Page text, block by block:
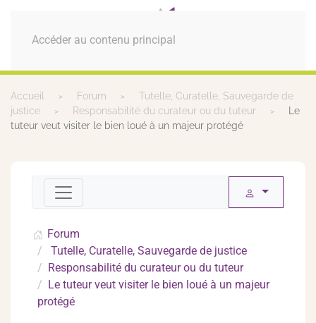
Accéder au contenu principal
MENU
Accueil Forum
Tutelle, Curatelle, Sauvegarde de
justice
Responsabilité du curateur ou du tuteur
Le
tuteur veut visiter le bien loué à un majeur protégé
Forum
Tutelle, Curatelle, Sauvegarde de justice
Responsabilité du curateur ou du tuteur
Le tuteur veut visiter le bien loué à un majeur
protégé